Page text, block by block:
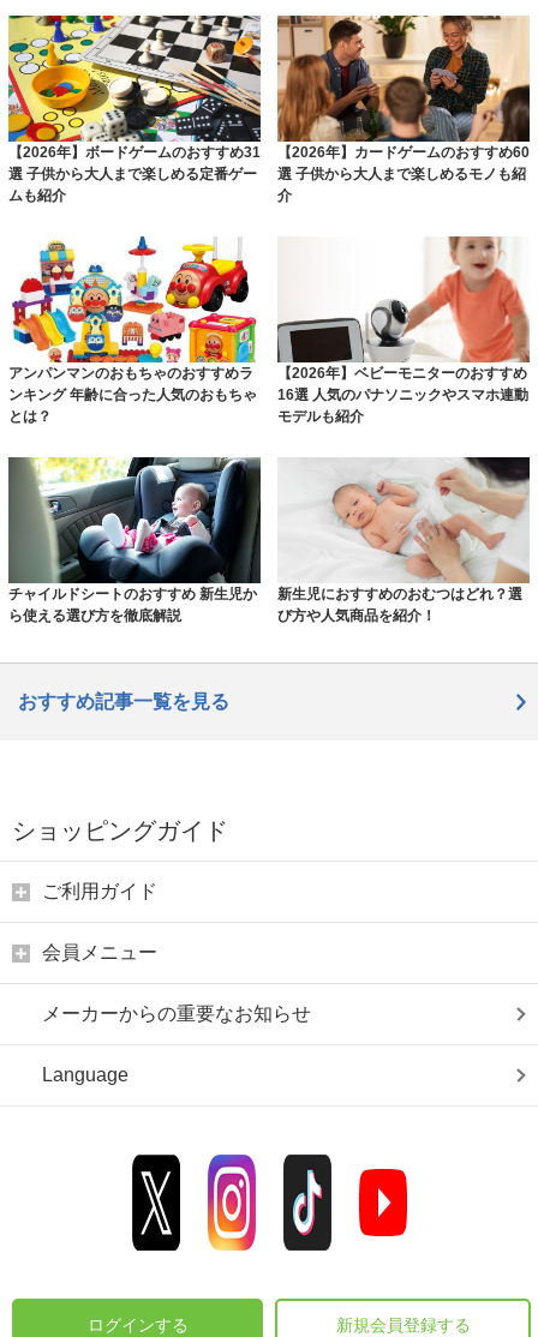
【2026年】ボードゲームのおすすめ31
選 子供から大人まで楽しめる定番ゲー
ムも紹介
【2026年】カードゲームのおすすめ60
選 子供から大人まで楽しめるモノも紹
介
アンパンマンのおもちゃのおすすめラ
ンキング 年齢に合った人気のおもちゃ
とは？
【2026年】ベビーモニターのおすすめ
16選 人気のパナソニックやスマホ連動
モデルも紹介
チャイルドシートのおすすめ 新生児か
ら使える選び方を徹底解説
新生児におすすめのおむつはどれ？選
び方や人気商品を紹介！
おすすめ記事一覧を見る
ショッピングガイド
ご利用ガイド
会員メニュー
メーカーからの重要なお知らせ
Language
ログインする 新規会員登録する